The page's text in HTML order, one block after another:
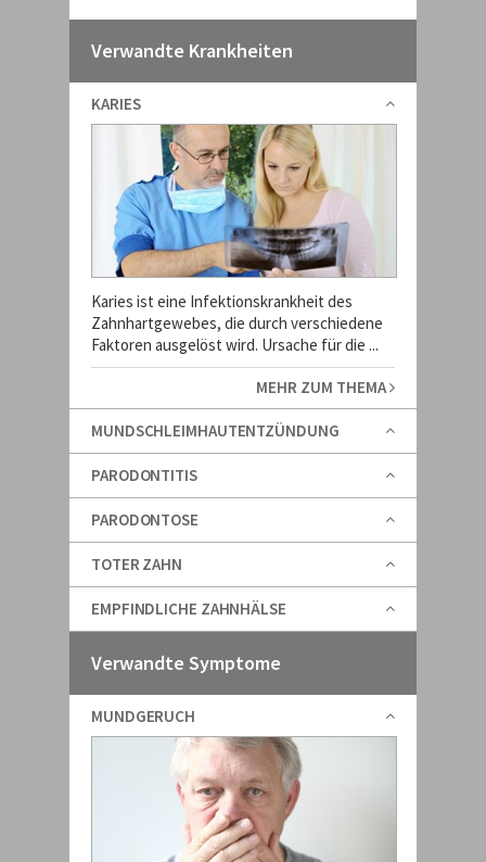
Verwandte Krankheiten
KARIES
Karies ist eine Infektionskrankheit des
Zahnhartgewebes, die durch verschiedene
Faktoren ausgelöst wird. Ursache für die ...
MEHR ZUM THEMA
MUNDSCHLEIMHAUTENTZÜNDUNG
PARODONTITIS
PARODONTOSE
TOTER ZAHN
EMPFINDLICHE ZAHNHÄLSE
Verwandte Symptome
MUNDGERUCH